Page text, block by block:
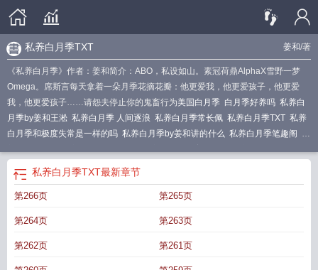
姜和/著
私养白月季TXT
《私养白月季》作者：姜和简介：ABO，私设如山。素冠荷鼎AlphaX雪野一梦
Omega。席斯言每天拿着一朵月季花摘花瓣：他更爱我，他更爱孩子，他更爱
我，他更爱孩子……请怨夫停止你的鬼畜行为美国白月季 白月季好养吗 私养白
月季by姜和王淞 私养白月季 人间逐浪 私养白月季常长佩 私养白月季TXT 私养
白月季和极度失常是一样的吗 私养白月季by姜和讲的什么 私养白月季笔趣阁 私
白月季寓意是什么意思 私养白月季by姜和番外全
色月季
季和极度失常
私养白月季讲的什么剧透私养白月季by姜和免费
白月季全文免费阅读
私养白月季by姜和好看吗
TXT私养白月季副cp 私养白月季by姜和私养白月季by百度
私养白月季TXT最新章节
第266页 第265页
第264页 第263页
第262页 第261页